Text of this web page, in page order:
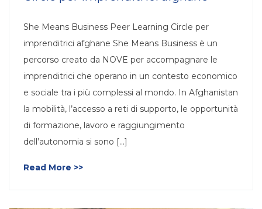
She Means Business Peer Learning Circle per
imprenditrici afghane She Means Business è un
percorso creato da NOVE per accompagnare le
imprenditrici che operano in un contesto economico
e sociale tra i più complessi al mondo. In Afghanistan
la mobilità, l’accesso a reti di supporto, le opportunità
di formazione, lavoro e raggiungimento
dell’autonomia si sono [...]
Read More >>